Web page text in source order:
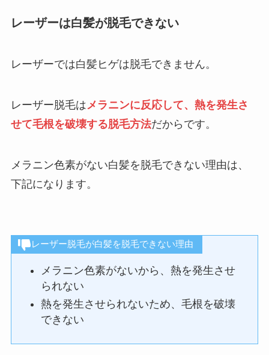
レーザーは白髪が脱毛できない
レーザーでは白髪ヒゲは脱毛できません。
レーザー脱毛は メラニンに反応して、熱を発生さ
せて毛根を破壊する脱毛方法だからです。
メラニン色素がない白髪を脱毛できない理由は、
下記になります。
レーザー脱毛が白髪を脱毛できない理由
メラニン色素がないから、熱を発生させ
られない
熱を発生させられないため、毛根を破壊
できない